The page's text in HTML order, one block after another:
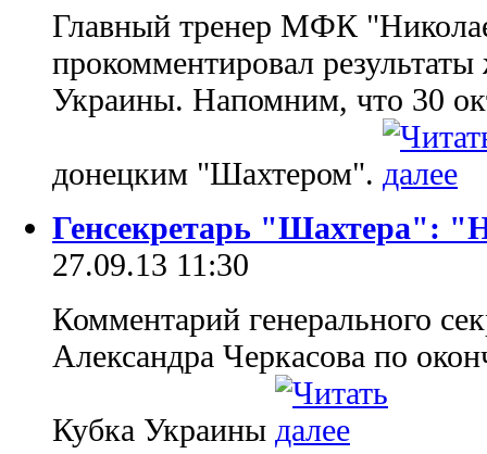
Главный тренер МФК
прокомментировал
Украины. Напомним, что 30
донецким "Шахтером".
Генсекретарь "Шахтера":
27.09.13 11:30
Комментарий генерального
Александра Черкасова по
Кубка Украины